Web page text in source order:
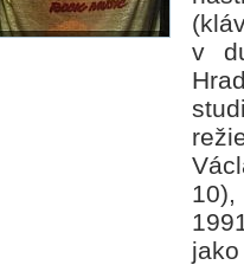
v
10),